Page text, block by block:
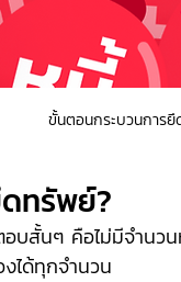
ขั้นตอนกระบวนการ
ดทรัพย์?
อบสั้นๆ คือไม่มีจำนว
ได้ทุกจำนวน